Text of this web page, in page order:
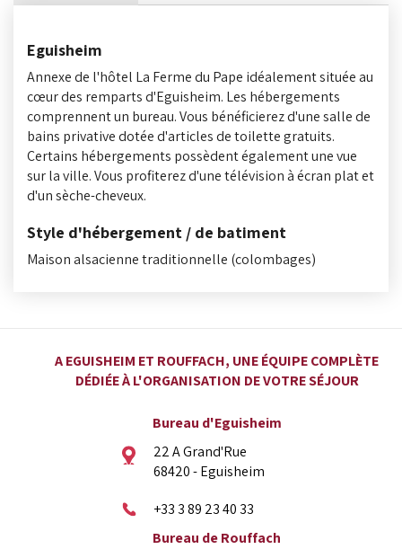
Eguisheim
Annexe de l'hôtel La Ferme du Pape idéalement située au
cœur des remparts d'Eguisheim. Les hébergements
comprennent un bureau. Vous bénéficierez d'une salle de
bains privative dotée d'articles de toilette gratuits.
Certains hébergements possèdent également une vue
sur la ville. Vous profiterez d'une télévision à écran plat et
d'un sèche-cheveux.
Style d'hébergement / de batiment
Maison alsacienne traditionnelle (colombages)
A EGUISHEIM ET ROUFFACH, UNE ÉQUIPE COMPLÈTE
DÉDIÉE À L'ORGANISATION DE VOTRE SÉJOUR
Bureau d'Eguisheim
22 A Grand'Rue
68420 - Eguisheim
+33 3 89 23 40 33
Bureau de Rouffach